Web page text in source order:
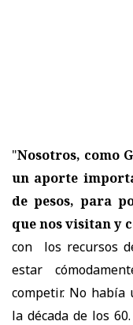
"Nosotros, como
un aporte
de pesos, para
que nos visitan y
con los recursos
estar
competir. No había
la década de los